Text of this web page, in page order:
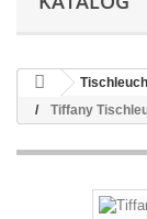
Tiffany